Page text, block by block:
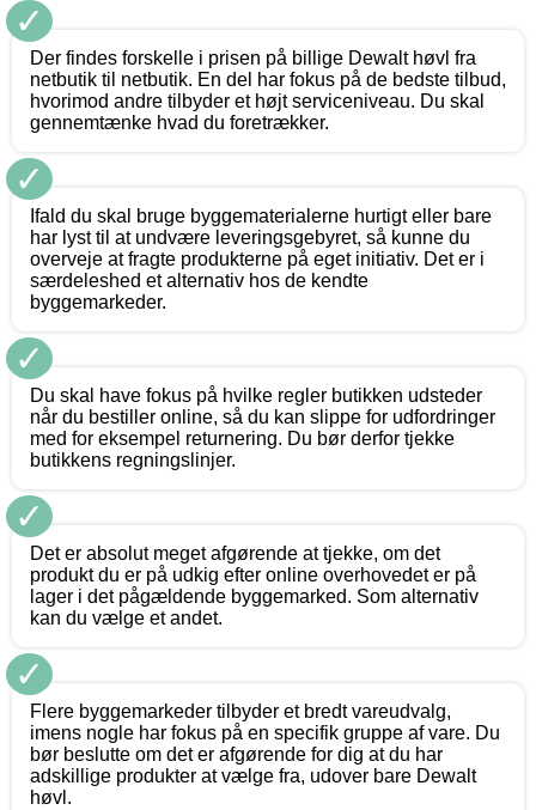
✓
Der findes forskelle i prisen på billige Dewalt høvl fra
netbutik til netbutik. En del har fokus på de bedste tilbud,
hvorimod andre tilbyder et højt serviceniveau. Du skal
gennemtænke hvad du foretrækker.
✓
Ifald du skal bruge byggematerialerne hurtigt eller bare
har lyst til at undvære leveringsgebyret, så kunne du
overveje at fragte produkterne på eget initiativ. Det er i
særdeleshed et alternativ hos de kendte
byggemarkeder.
✓
Du skal have fokus på hvilke regler butikken udsteder
når du bestiller online, så du kan slippe for udfordringer
med for eksempel returnering. Du bør derfor tjekke
butikkens regningslinjer.
✓
Det er absolut meget afgørende at tjekke, om det
produkt du er på udkig efter online overhovedet er på
lager i det pågældende byggemarked. Som alternativ
kan du vælge et andet.
✓
Flere byggemarkeder tilbyder et bredt vareudvalg,
imens nogle har fokus på en specifik gruppe af vare. Du
bør beslutte om det er afgørende for dig at du har
adskillige produkter at vælge fra, udover bare Dewalt
høvl.